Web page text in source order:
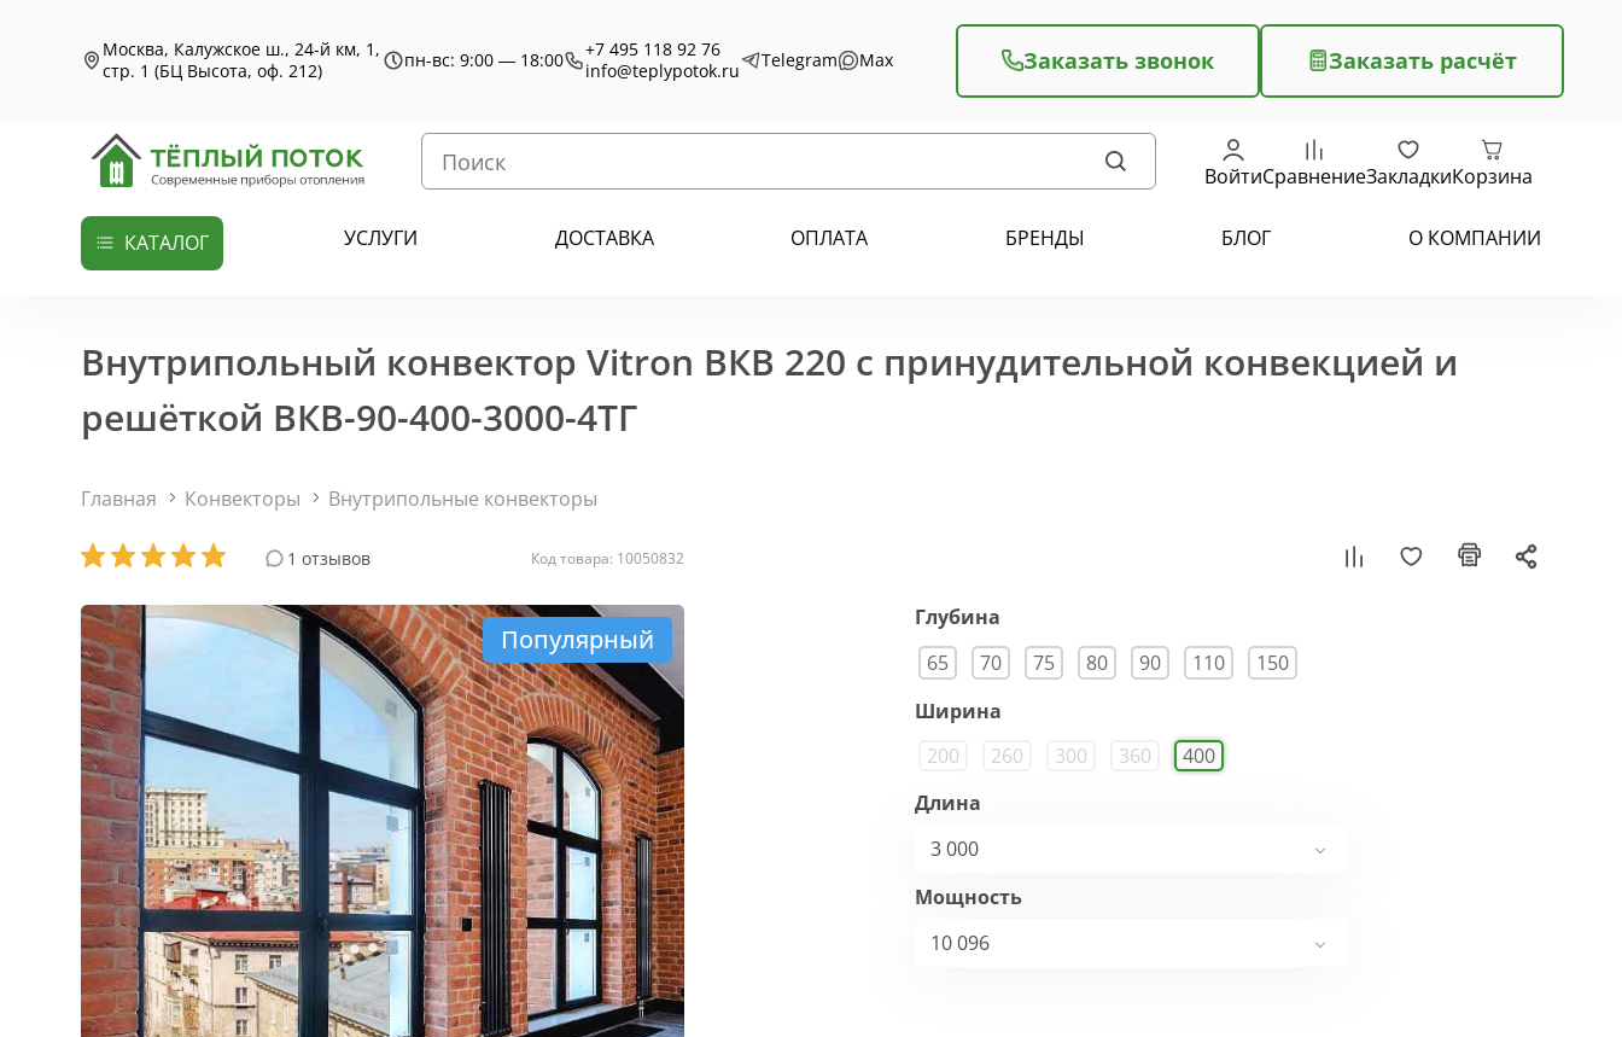
Москва, Калужское ш., 24-й км, 1,
стр. 1 (БЦ Высота, оф. 212)
пн-вс: 9:00 — 18:00
+7 495 118 92 76
info@teplypotok.ru
Telegram Max Заказать звонок Заказать расчёт
ВойтиСравнениеЗакладкиКорзина
КАТАЛОГ УСЛУГИ ДОСТАВКА ОПЛАТА БРЕНДЫ БЛОГ О КОМПАНИИ
Внутрипольный конвектор Vitron ВКВ 220 с принудительной конвекцией и
решёткой ВКВ-90-400-3000-4ТГ
Главная Конвекторы Внутрипольные конвекторы
1 отзывов Код товара: 10050832
Популярный
Глубина
65
70 75 80 90 110
150
Ширина
200
260 300 360
400
Длина
3 000
Мощность
10 096